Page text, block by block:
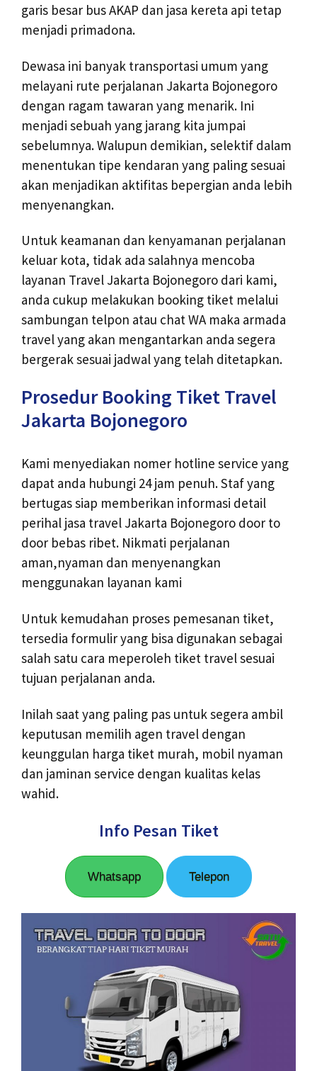
garis besar bus AKAP dan jasa kereta api tetap
menjadi primadona.
Dewasa ini banyak transportasi umum yang
melayani rute perjalanan Jakarta Bojonegoro
dengan ragam tawaran yang menarik. Ini
menjadi sebuah yang jarang kita jumpai
sebelumnya. Walupun demikian, selektif dalam
menentukan tipe kendaran yang paling sesuai
akan menjadikan aktifitas bepergian anda lebih
menyenangkan.
Untuk keamanan dan kenyamanan perjalanan
keluar kota, tidak ada salahnya mencoba
layanan Travel Jakarta Bojonegoro dari kami,
anda cukup melakukan booking tiket melalui
sambungan telpon atau chat WA maka armada
travel yang akan mengantarkan anda segera
bergerak sesuai jadwal yang telah ditetapkan.
Prosedur Booking Tiket Travel
Jakarta Bojonegoro
Kami menyediakan nomer hotline service yang
dapat anda hubungi 24 jam penuh. Staf yang
bertugas siap memberikan informasi detail
perihal jasa travel Jakarta Bojonegoro door to
door bebas ribet. Nikmati perjalanan
aman,nyaman dan menyenangkan
menggunakan layanan kami
Untuk kemudahan proses pemesanan tiket,
tersedia formulir yang bisa digunakan sebagai
salah satu cara meperoleh tiket travel sesuai
tujuan perjalanan anda.
Inilah saat yang paling pas untuk segera ambil
keputusan memilih agen travel dengan
keunggulan harga tiket murah, mobil nyaman
dan jaminan service dengan kualitas kelas
wahid.
Info Pesan Tiket
Whatsapp Telepon